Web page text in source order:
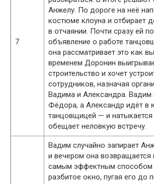
7
Анжелу. По дороге на неё
костюме клоуна и отбирает
в отчаянии. Почти сразу ей
объявление о работе
она рассматривает это как
временем Доронин
строительство и хочет
сотрудников, назначая
Вадима и Александра. Вадим
Фёдора, а Александр идёт в
танцовщицей — и натыкается
обещает неловкую встречу.
Вадим случайно запирает
и вечером она возвращается
самым эффектным способом
разбитое окно, пугая его до